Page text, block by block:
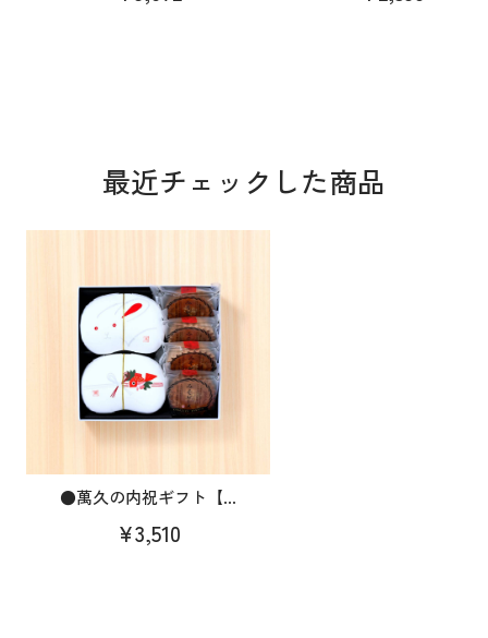
最近チェックした商品
●萬久の内祝ギフト【...
¥3,510